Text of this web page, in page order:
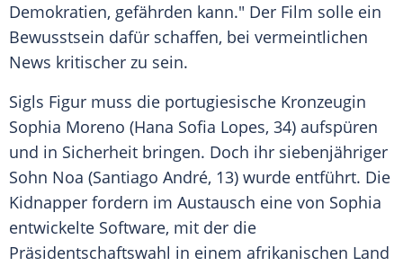
Demokratien, gefährden kann." Der Film solle ein
Bewusstsein dafür schaffen, bei vermeintlichen
News kritischer zu sein.
Sigls Figur muss die portugiesische Kronzeugin
Sophia Moreno (Hana Sofia Lopes, 34) aufspüren
und in Sicherheit bringen. Doch ihr siebenjähriger
Sohn Noa (Santiago André, 13) wurde entführt. Die
Kidnapper fordern im Austausch eine von Sophia
entwickelte Software, mit der die
Präsidentschaftswahl in einem afrikanischen Land